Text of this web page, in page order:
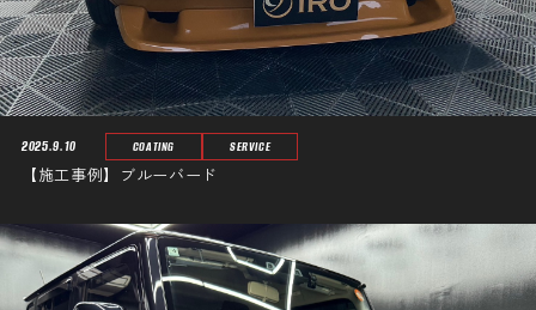
2025.9.10 COATING SERVICE
【施工事例】ブルーバード